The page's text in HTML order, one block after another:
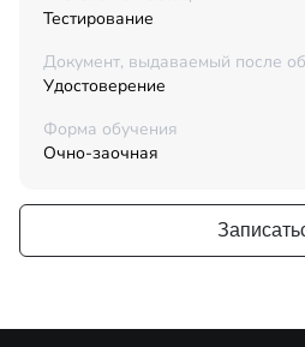
Тестирование
Документ, выдаваемый после
Удостоверение
Форма обучения
Очно-заочная